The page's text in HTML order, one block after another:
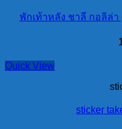
พักเท้าหลัง ชาลี กอลิล่า
Quick View
sticker